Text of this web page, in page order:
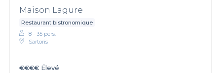
Maison Lagure
Restaurant bistronomique
8 - 35 pers.
Sartoris
€€€€ Élevé